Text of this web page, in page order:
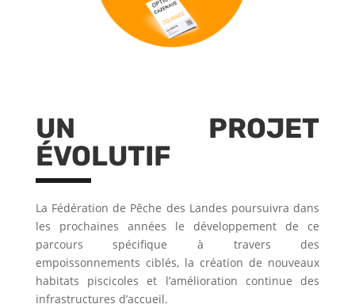
UN PROJET
ÉVOLUTIF
La Fédération de Pêche des Landes poursuivra dans
les prochaines années le développement de ce
parcours spécifique à travers des
empoissonnements ciblés, la création de nouveaux
habitats piscicoles et l’amélioration continue des
infrastructures d’accueil.